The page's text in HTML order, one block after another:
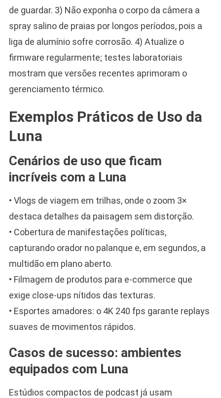
de guardar. 3) Não exponha o corpo da câmera a
spray salino de praias por longos períodos, pois a
liga de alumínio sofre corrosão. 4) Atualize o
firmware regularmente; testes laboratoriais
mostram que versões recentes aprimoram o
gerenciamento térmico.
Exemplos Práticos de Uso da
Luna
Cenários de uso que ficam
incríveis com a Luna
• Vlogs de viagem em trilhas, onde o zoom 3×
destaca detalhes da paisagem sem distorção.
• Cobertura de manifestações políticas,
capturando orador no palanque e, em segundos, a
multidão em plano aberto.
• Filmagem de produtos para e-commerce que
exige close-ups nítidos das texturas.
• Esportes amadores: o 4K 240 fps garante replays
suaves de movimentos rápidos.
Casos de sucesso: ambientes
equipados com Luna
Estúdios compactos de podcast já usam